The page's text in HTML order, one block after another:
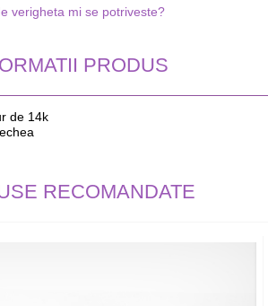
verigheta mi se potriveste?
PRODUS
de 14k
RECOMANDATE